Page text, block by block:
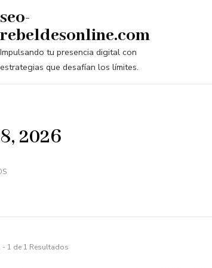
seo-
rebeldesonline.com
Impulsando tu presencia digital con
estrategias que desafían los límites.
2026
1 de 1 Resultados